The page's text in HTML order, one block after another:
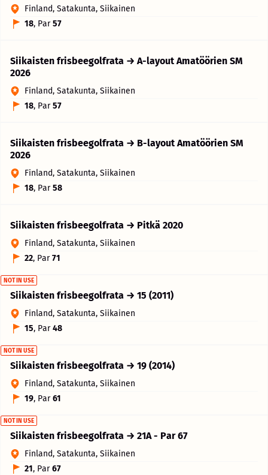
Finland, Satakunta, Siikainen
18, Par57
Siikaisten frisbeegolfrata → A-layout Amatöörien SM
2026
Finland, Satakunta, Siikainen
18, Par57
Siikaisten frisbeegolfrata → B-layout Amatöörien SM
2026
Finland, Satakunta, Siikainen
18, Par58
Siikaisten frisbeegolfrata → Pitkä 2020
Finland, Satakunta, Siikainen
22, Par71
Siikaisten frisbeegolfrata → 15 (2011)
NOT IN USE
Finland, Satakunta, Siikainen
15, Par48
Siikaisten frisbeegolfrata → 19 (2014)
NOT IN USE
Finland, Satakunta, Siikainen
19, Par61
Siikaisten frisbeegolfrata → 21A - Par 67
NOT IN USE
Finland, Satakunta, Siikainen
21, Par67